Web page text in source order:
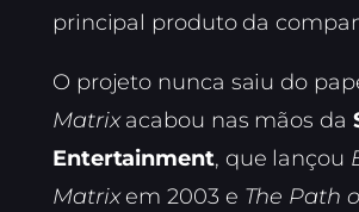
principal produto da
O projeto nunca saiu do
Matrixacabou nas mãos da
Entertainment, que lançou
Matrixem 2003 e The Path